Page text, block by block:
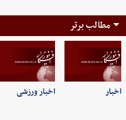
مطالب برتر
اخبار اخبار ورزشی